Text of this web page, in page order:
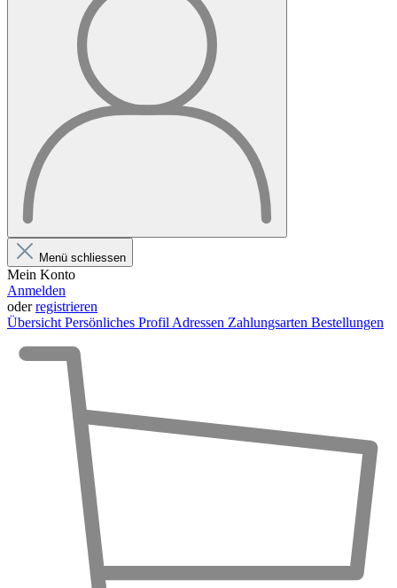
Menü schliessen
Mein Konto
Anmelden
oderregistrieren
Übersicht Persönliches Profil Adressen Zahlungsarten Bestellungen